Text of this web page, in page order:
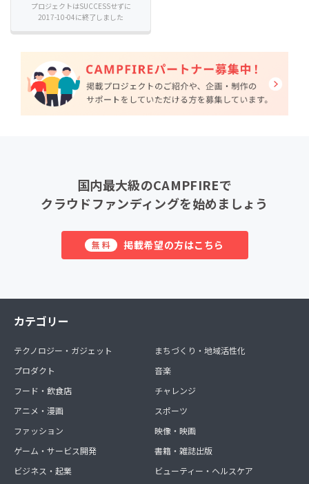
プロジェクトはSUCCESSせずに
2017-10-04に終了しました
国内最大級のCAMPFIREで
クラウドファンディングを始めましょう
無料 掲載希望の方はこちら
カテゴリー
テクノロジー・ガジェット
プロダクト
フード・飲食店
アニメ・漫画
ファッション
ゲーム・サービス開発
ビジネス・起業
まちづくり・地域活性化
音楽
チャレンジ
スポーツ
映像・映画
書籍・雑誌出版
ビューティー・ヘルスケア